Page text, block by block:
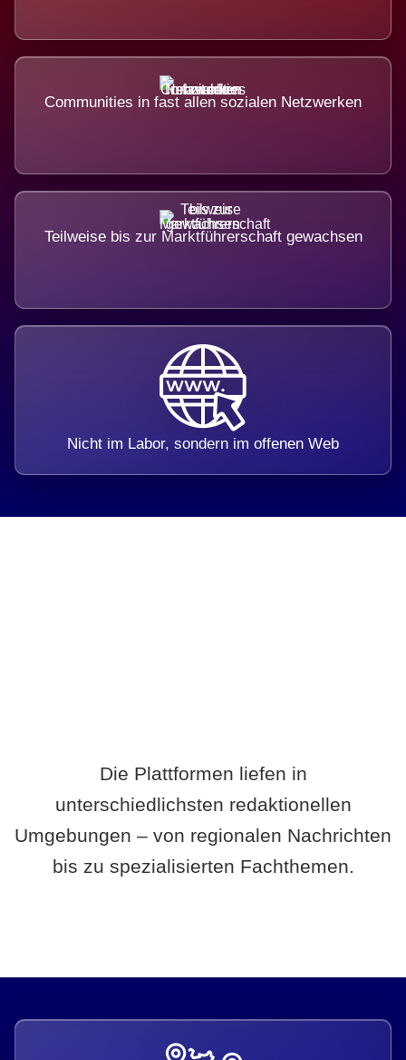
Communities in fast allen sozialen Netzwerken
Teilweise bis zur Marktführerschaft gewachsen
Nicht im Labor, sondern im offenen Web
Die Plattformen liefen in
unterschiedlichsten redaktionellen
Umgebungen – von regionalen Nachrichten
bis zu spezialisierten Fachthemen.